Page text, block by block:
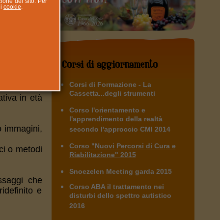
in età
immagini,
o metodi
che
e
Corsi di aggiornamento
Corsi di Formazione - La
Cassetta...degli strumenti
Corso l'orientamento e
l'apprendimento della realtà
secondo l'approccio CMI 2014
Corso "Nuovi Percorsi di Cura e
Riabilitazione" 2015
Snoezelen Meeting garda 2015
Corso ABA il trattamento nei
disturbi dello spettro autistico
2016
cookie.